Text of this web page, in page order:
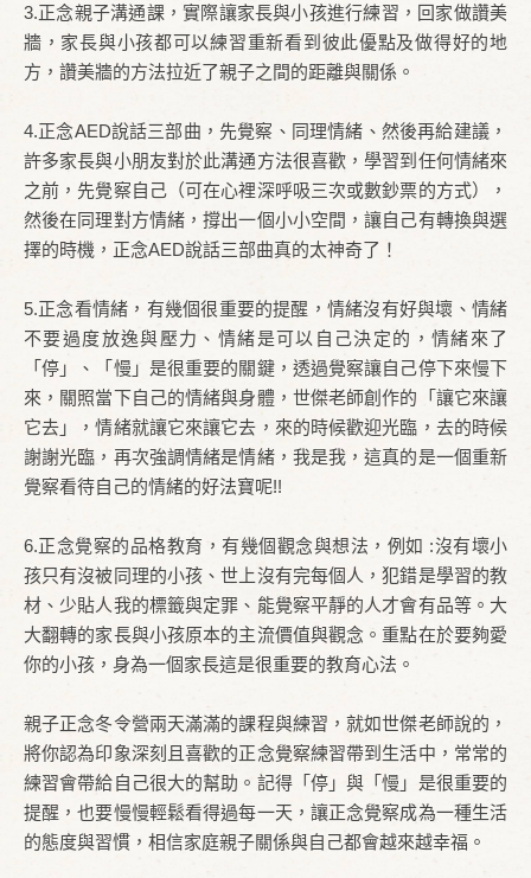
3.正念親子溝通課，實際讓家長與小孩進行練習，回家做讚美
牆，家長與小孩都可以練習重新看到彼此優點及做得好的地
方，讚美牆的方法拉近了親子之間的距離與關係。
4.正念AED說話三部曲，先覺察、同理情緒、然後再給建議，
許多家長與小朋友對於此溝通方法很喜歡，學習到任何情緒來
之前，先覺察自己（可在心裡深呼吸三次或數鈔票的方式），
然後在同理對方情緒，撐出一個小小空間，讓自己有轉換與選
擇的時機，正念AED說話三部曲真的太神奇了！
5.正念看情緒，有幾個很重要的提醒，情緒沒有好與壞、情緒
不要過度放逸與壓力、情緒是可以自己決定的，情緒來了
「停」、「慢」是很重要的關鍵，透過覺察讓自己停下來慢下
來，關照當下自己的情緒與身體，世傑老師創作的「讓它來讓
它去」，情緒就讓它來讓它去，來的時候歡迎光臨，去的時候
謝謝光臨，再次強調情緒是情緒，我是我，這真的是一個重新
覺察看待自己的情緒的好法寶呢!!
6.正念覺察的品格教育，有幾個觀念與想法，例如 :沒有壞小
孩只有沒被同理的小孩、世上沒有完每個人，犯錯是學習的教
材、少貼人我的標籤與定罪、能覺察平靜的人才會有品等。大
大翻轉的家長與小孩原本的主流價值與觀念。重點在於要夠愛
你的小孩，身為一個家長這是很重要的教育心法。
親子正念冬令營兩天滿滿的課程與練習，就如世傑老師說的，
將你認為印象深刻且喜歡的正念覺察練習帶到生活中，常常的
練習會帶給自己很大的幫助。記得「停」與「慢」是很重要的
提醒，也要慢慢輕鬆看得過每一天，讓正念覺察成為一種生活
的態度與習慣，相信家庭親子關係與自己都會越來越幸福。